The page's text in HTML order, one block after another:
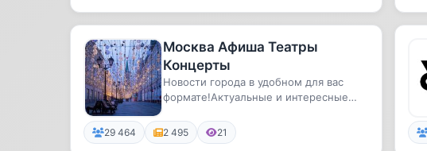
Москва Афиша Театры
Концерты
Новости города в удобном для вас
формате!Актуальные и интересные
29 464 2 495 21